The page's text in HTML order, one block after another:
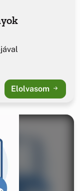
Elolvasom